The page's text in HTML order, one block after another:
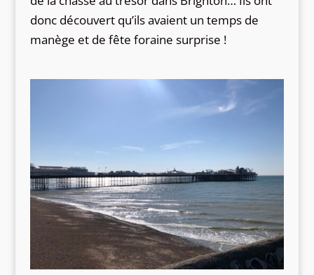
donc découvert qu’ils avaient un temps de
manège et de fête foraine surprise !